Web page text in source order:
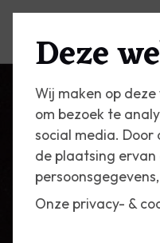
Deze
Wij maken op
om bezoek te
social media. Door
de plaatsing ervan
Onze privacy- &